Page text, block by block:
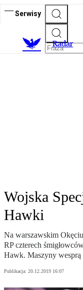
Serwisy
Radar
Wojska
Hawki
Na warszawskim
RP czterech
Hawk. Maszyny wesprą
Publikacja: 20.12.2019 16:07